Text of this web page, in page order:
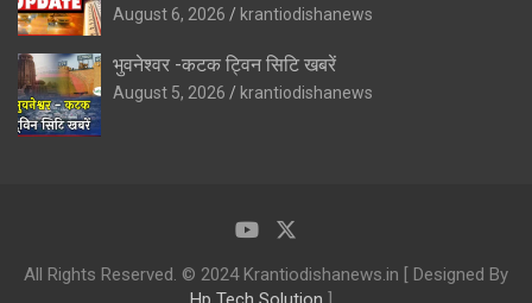
August 6, 2026 krantiodishanews
भुवनेश्वर -कटक ट्विन सिटि खबरें
August 5, 2026 krantiodishanews
All Rights Reserved. © 2024 Krantiodishanews.in [ Designed By